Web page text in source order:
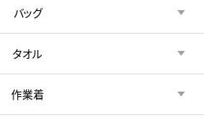
バッグ
タオル
作業着